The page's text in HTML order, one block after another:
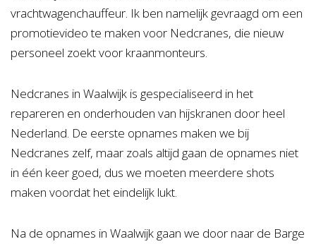
vrachtwagenchauffeur. Ik ben namelijk gevraagd om een
promotievideo te maken voor Nedcranes, die nieuw
personeel zoekt voor kraanmonteurs.
Nedcranes in Waalwijk is gespecialiseerd in het
repareren en onderhouden van hijskranen door heel
Nederland. De eerste opnames maken we bij
Nedcranes zelf, maar zoals altijd gaan de opnames niet
in één keer goed, dus we moeten meerdere shots
maken voordat het eindelijk lukt.
Na de opnames in Waalwijk gaan we door naar de Barge